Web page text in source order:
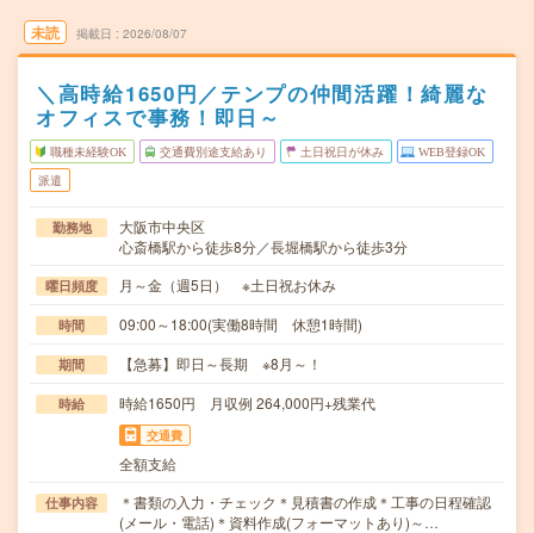
未読 掲載日 2026/08/07
＼高時給1650円／テンプの仲間活躍！綺麗な
オフィスで事務！即日～
職種未経験OK 交通費別途支給あり 土日祝日が休み WEB登録OK
派遣
勤務地
大阪市中央区
心斎橋駅から徒歩8分／長堀橋駅から徒歩3分
曜日頻度 月～金（週5日） ※土日祝お休み
時間 09:00～18:00(実働8時間 休憩1時間)
期間 【急募】即日～長期 ※8月～！
時給 時給1650円 月収例 264,000円+残業代
交通費
全額支給
仕事内容
＊書類の入力・チェック＊見積書の作成＊工事の日程確認
(メール・電話)＊資料作成(フォーマットあり)～…